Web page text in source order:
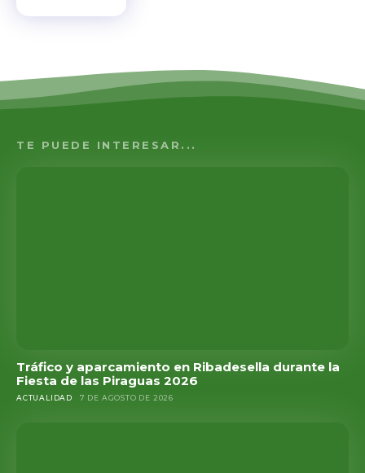
TE PUEDE INTERESAR...
Tráfico y aparcamiento en Ribadesella durante la
Fiesta de las Piraguas 2026
ACTUALIDAD 7 DE AGOSTO DE 2026